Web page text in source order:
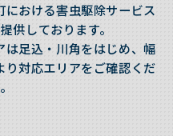
おける害虫駆除サービス
供しております。
足込・川角をはじめ、幅
対応エリアをご確認くだ